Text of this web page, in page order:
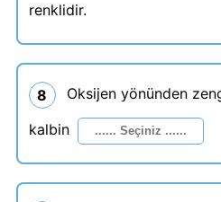
renklidir.
8
Oksijen yönünden
kalbin